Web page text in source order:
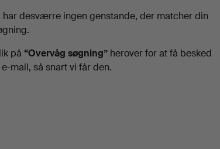
har desværre ingen genstande, der matcher din
på “Overvåg søgning” herover for at få besked
mail, så snart vi får den.